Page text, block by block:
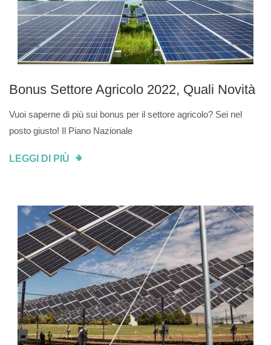
Bonus Settore Agricolo 2022, Quali Novità
Vuoi saperne di più sui bonus per il settore agricolo? Sei nel
posto giusto! Il Piano Nazionale
LEGGI DI PIÙ